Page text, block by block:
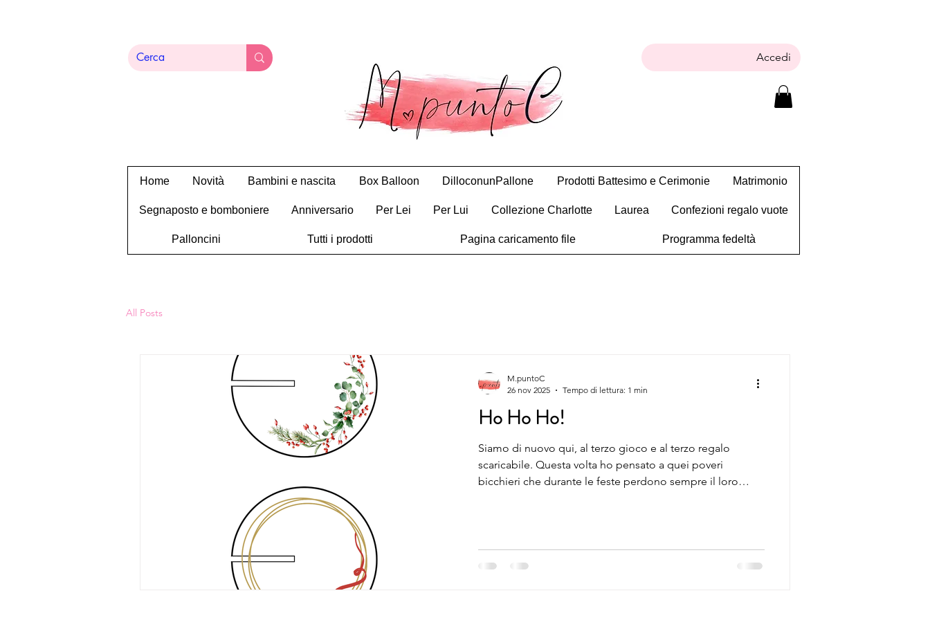
Accedi
Home Novità Bambini e nascita Box Balloon DilloconunPallone Prodotti Battesimo e Cerimonie Matrimonio
Segnaposto e bomboniere Anniversario Per Lei Per Lui Collezione Charlotte Laurea Confezioni regalo vuote
Palloncini Tutti i prodotti Pagina caricamento file Programma fedeltà
All Posts
Ho Ho Ho!
Siamo di nuovo qui, al terzo gioco e al terzo regalo
scaricabile. Questa volta ho pensato a quei poveri
bicchieri che durante le feste perdono sempre il loro
getta. Oppure si utilizzano quei meravigliosi
portabicchieri in plastica colorati. E se sono dei flute
M.puntoC
26 nov 2025
Tempo di lettura: 1 min